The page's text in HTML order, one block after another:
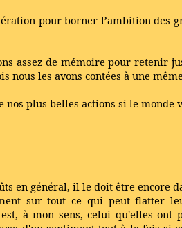
pour borner l’ambition des
assez de mémoire pour retenir
nous les avons contées à une
nos plus belles actions si le
en général, il le doit être encore
sur tout ce qui peut flatter
à mon sens, celui qu'elles